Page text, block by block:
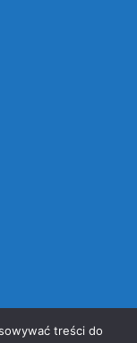
treści do